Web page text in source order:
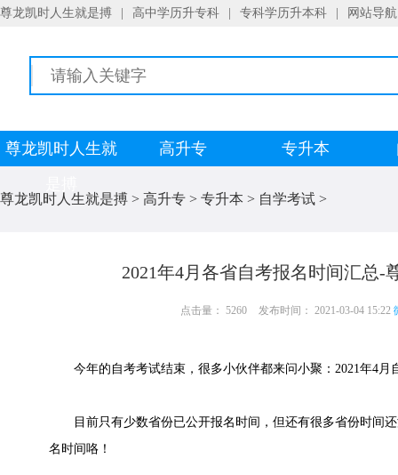
尊龙凯时人生就是搏 高中学历升专科 专科学历升本科 网站导航
尊龙凯时人生就
高升专 专升本
尊龙凯时人生就是搏 > 高升专 > 专升本 > 自学考试 >
2021年4月各省自考报名时间汇总-
点击量： 5260 发布时间： 2021-03-04 15:22
今年的自考考试结束，很多小伙伴都来问小聚：2021年4月
目前只有少数省份已公开报名时间，但还有很多省份时间还
名时间咯！